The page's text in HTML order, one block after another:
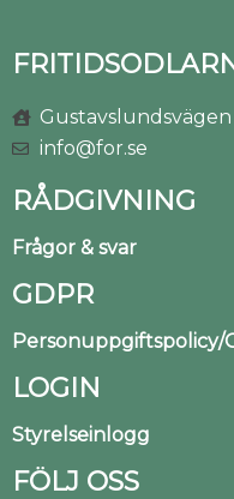
Gustavslundsvägen
info@for.se
RÅDGIVNING
Frågor & svar
GDPR
Personuppgiftspolicy/
LOGIN
Styrelseinlogg
FÖLJ OSS